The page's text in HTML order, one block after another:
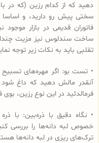
دهید که از کدام رزین (که در
سختی پیش رو دارید، و
فاتوران قدیمی در بازار
ساخت سندلوس نیز مزیت
تقلبی باید به نکات زیر توجه
آنقدر مالش دهید که داغ
فرمالدئید در این نوع رزین،
• نگاه دقیق با ذره‌بین: با
خصوص لبه دانه‌ها را بررسی
ترک‌های ریزی در لبه دانه‌ها